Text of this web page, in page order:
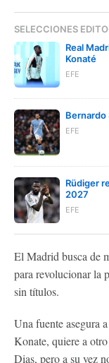
SELECCIONES
Real
Konaté
EFE
Bernardo
EFE
Rüdiger
2027
EFE
El Madrid busca de
para revolucionar la
sin títulos.
Una fuente asegura
Konate, quiere a
Dias, pero a su vez